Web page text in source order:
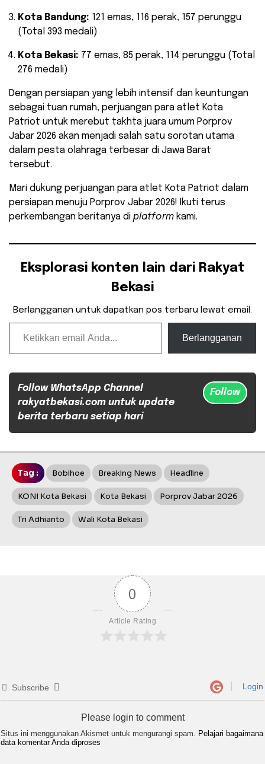
Kota Bandung: 121 emas, 116 perak, 157 perunggu
(Total 393 medali)
Kota Bekasi: 77 emas, 85 perak, 114 perunggu (Total
276 medali)
Dengan persiapan yang lebih intensif dan keuntungan
sebagai tuan rumah, perjuangan para atlet Kota
Patriot untuk merebut takhta juara umum Porprov
Jabar 2026 akan menjadi salah satu sorotan utama
dalam pesta olahraga terbesar di Jawa Barat
tersebut.
Mari dukung perjuangan para atlet Kota Patriot dalam
persiapan menuju Porprov Jabar 2026! Ikuti terus
perkembangan beritanya di platform kami.
Eksplorasi konten lain dari Rakyat
Bekasi
Berlangganan untuk dapatkan pos terbaru lewat email.
Ketikkan email Anda...
Berlangganan
Follow WhatsApp Channel
rakyatbekasi.com untuk update
berita terbaru setiap hari
Follow
Tag : Bobihoe Breaking News Headline
KONI Kota Bekasi Kota Bekasi Porprov Jabar 2026
Tri Adhianto Wali Kota Bekasi
0
Article Rating
Subscribe Login
Please login to comment
Situs ini menggunakan Akismet untuk mengurangi spam. Pelajari bagaimana
data komentar Anda diproses